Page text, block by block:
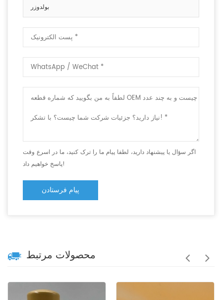
بولدوزر
اگر سؤال یا پیشنهاد دارید، لطفا پیام ما را ترک کنید، ما در اسرع وقت
پاسخ خواهیم داد!
پیام فرستادن
محصولات مرتبط